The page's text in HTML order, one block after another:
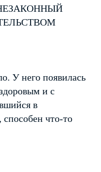
У него появилась
и с
в
что-то